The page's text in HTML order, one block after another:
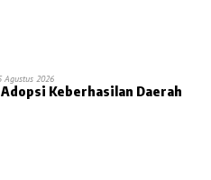
Agustus 2026
Keberhasilan Daerah